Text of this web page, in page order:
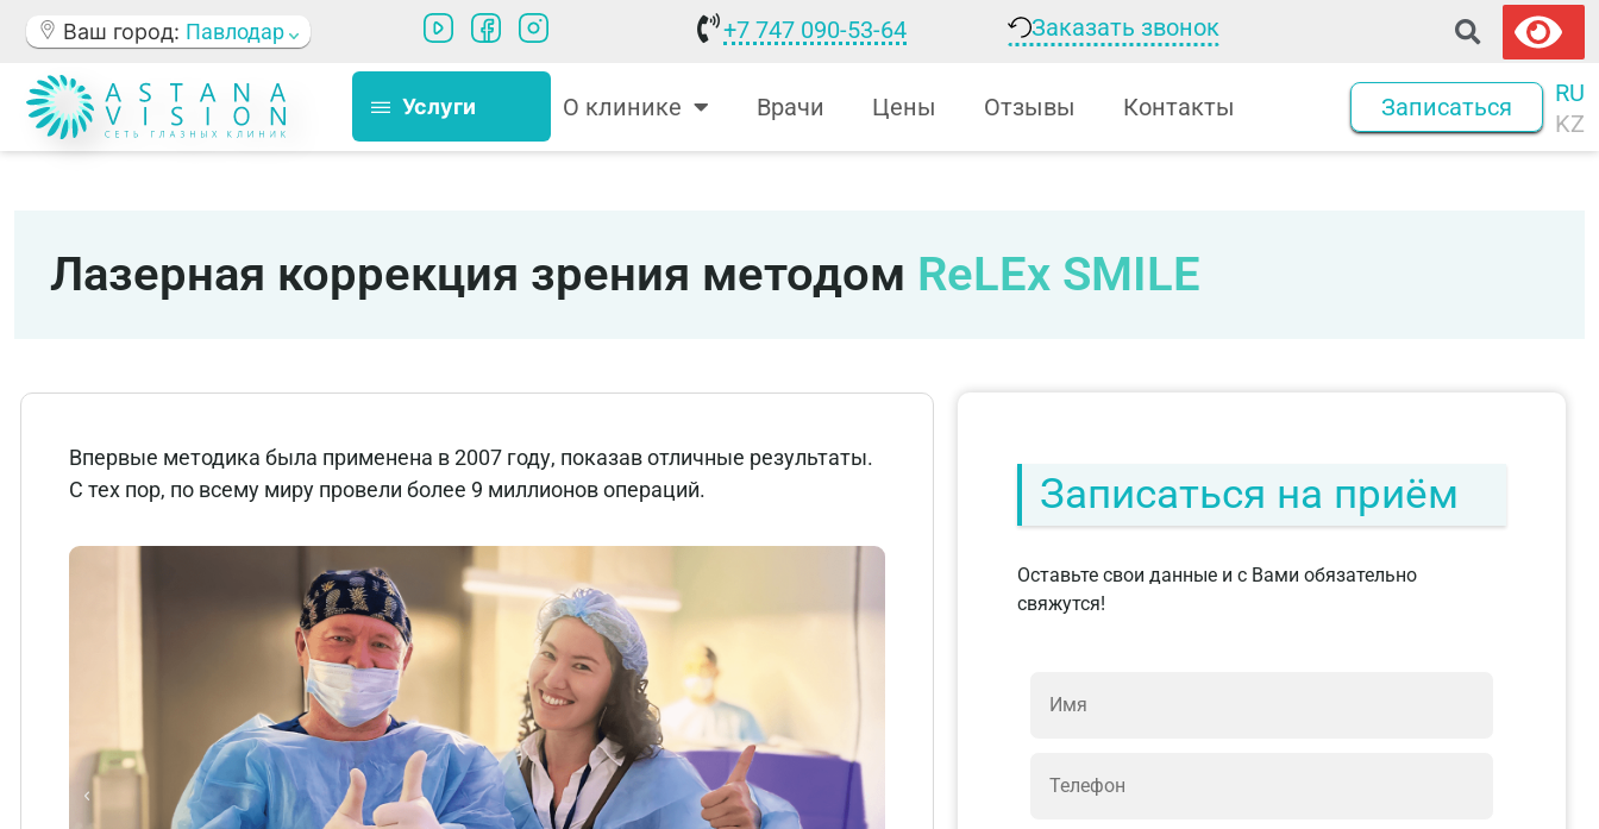
Ваш город: Павлодар +7 747 090-53-64 Заказать звонок
Услуги О клинике Врачи Цены Отзывы Контакты Записаться
RU
KZ
Лазерная коррекция зрения методом ReLEx SMILE
Впервые методика была применена в 2007 году, показав отличные результаты.
С тех пор, по всему миру провели более 9 миллионов операций.
Записаться на приём
Оставьте свои данные и с Вами обязательно
свяжутся!